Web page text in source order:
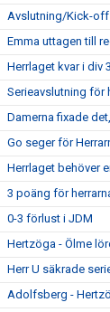
Avslutning/Kick-
Emma uttagen till
Herrlaget kvar i div 3
Serieavslutning för
Damerna fixade
Go seger för
Herrlaget behöver
3 poäng för
0-3 förlust i JDM
Hertzöga - Ölme
Herr U säkrade
Adolfsberg -